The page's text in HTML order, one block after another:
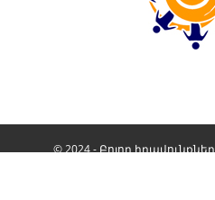
© 2024 - Բոլոր